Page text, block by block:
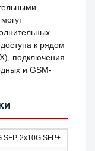
к рядом
подключения
и GSM-
SFP, 2x10G SFP+